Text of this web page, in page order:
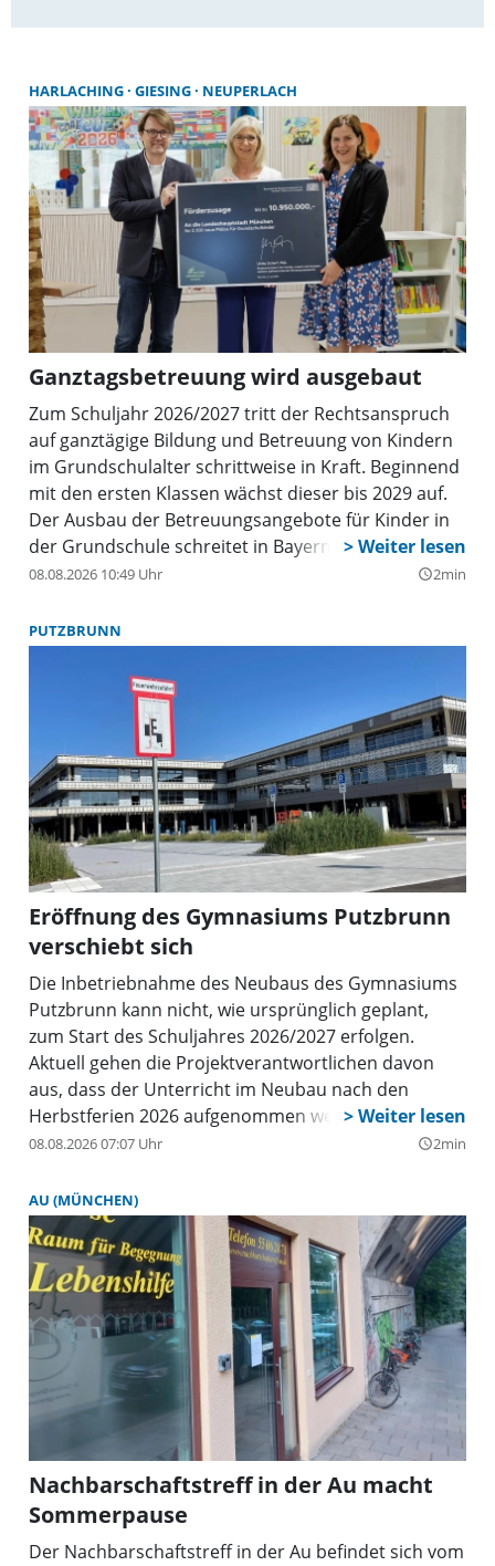
insgesamt 172 Titel und Platzierungen – darunter auch
HARLACHING GIESING NEUPERLACH
Ganztagsbetreuung wird ausgebaut
Zum Schuljahr 2026/2027 tritt der Rechtsanspruch
auf ganztägige Bildung und Betreuung von Kindern
im Grundschulalter schrittweise in Kraft. Beginnend
mit den ersten Klassen wächst dieser bis 2029 auf.
Der Ausbau der Betreuungsangebote für Kinder in
der Grundschule schreitet in Bayern voran. Der
Freistaat unterstützt die zuständigen Kommunen
Ganztagsausbau stehen dafür 461 Millionen Euro
bereit. Rund 11 Millionen Euro gehen an die
Landeshauptstadt München.
08.08.2026 10:49 Uhr query_builder2min
PUTZBRUNN
Eröffnung des Gymnasiums Putzbrunn
verschiebt sich
Die Inbetriebnahme des Neubaus des Gymnasiums
Putzbrunn kann nicht, wie ursprünglich geplant,
zum Start des Schuljahres 2026/2027 erfolgen.
Aktuell gehen die Projektverantwortlichen davon
aus, dass der Unterricht im Neubau nach den
Herbstferien 2026 aufgenommen werden kann.
08.08.2026 07:07 Uhr query_builder2min
AU (MÜNCHEN)
Nachbarschaftstreff in der Au macht
Sommerpause
Der Nachbarschaftstreff in der Au befindet sich vom